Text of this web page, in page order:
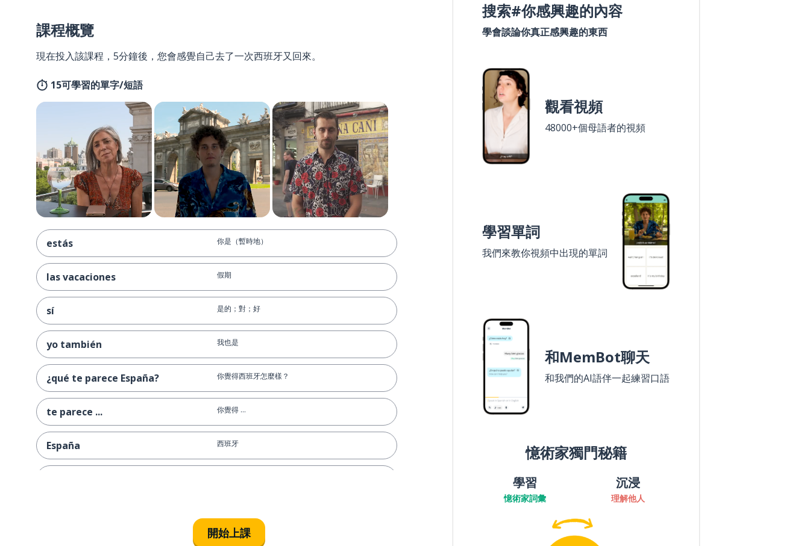
課程概覽
現在投入該課程，5分鐘後，您會感覺自己去了一次西班牙又回來。
15可學習的單字/短語
estás 你是（暫時地）
las vacaciones 假期
sí 是的；對；好
yo también 我也是
¿qué te parece España? 你覺得西班牙怎麼樣？
te parece ... 你覺得 ...
España 西班牙
開始上課
搜索#你感興趣的內容
學會談論你真正感興趣的東西
觀看視頻
48000+個母語者的視頻
學習單詞
我們來教你視頻中出現的單詞
和MemBot聊天
和我們的AI語伴一起練習口語
憶術家獨門秘籍
學習
憶術家詞彙
沉浸
理解他人